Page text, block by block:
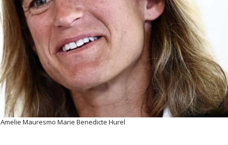
Amelie Mauresmo Marie Benedicte Hurel